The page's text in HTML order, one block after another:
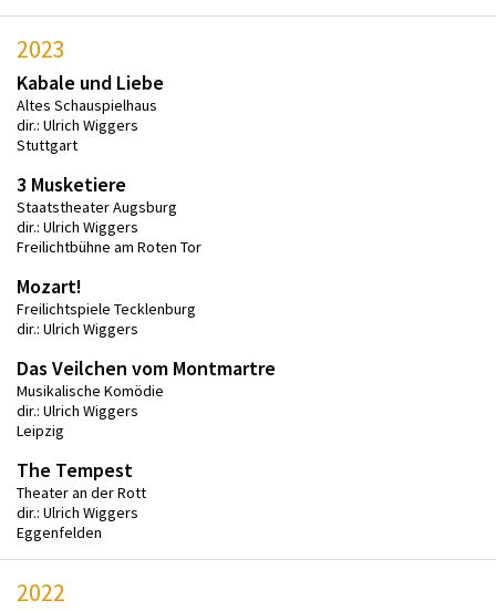
2023
Kabale und Liebe
Altes Schauspielhaus
dir.: Ulrich Wiggers
Stuttgart
3 Musketiere
Staatstheater Augsburg
dir.: Ulrich Wiggers
Freilichtbühne am Roten Tor
Mozart!
Freilichtspiele Tecklenburg
dir.: Ulrich Wiggers
Das Veilchen vom Montmartre
Musikalische Komödie
dir.: Ulrich Wiggers
Leipzig
The Tempest
Theater an der Rott
dir.: Ulrich Wiggers
Eggenfelden
2022